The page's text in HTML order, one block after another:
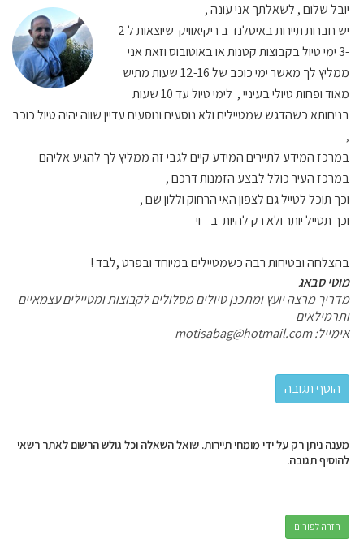
יובל שלום , לשאלתך אני עונה ,
יש חברות תיירות באיסלנד ב ריקיאוויק שיוצאות ל 2
-3 ימי טיול בקבוצות קטנות או באוטובוס וזאת אני
ממליץ לך מאשר ימי כוכב של 12-16 שעות מתיש
מאוד ופחות טיולי בעיניי , לימי טיול עד 10 שעות
בניחותא כשהדגש שמטיילים ולא נוסעים ונוסעים עדיין שווה יהיה טיול כוכב
,
במרכז המידע לתיירים המידע קיים לגבי זה ממליץ לך להגיע אליהם
במרכז העיר כולל לבצע הזמנות דרכם ,
וכך תוכל לטייל גם לצפון האי הרחוק וללון שם ,
וכך תטייל יותר ולא רק להיות ב וי
בהצלחה ובטיחות רבה כשמטיילים במיוחד ובפרט ,לבד !
מוטי סבאג
מדריך מרצה יועץ ומתכנן טיולים מסלולים לקבוצות ומטיילים עצמאיים
ותרמילאים
אימייל:motisabag@hotmail.com
מענה ניתן רק על ידי מומחי תיירות. שואל השאלה וכל גולש הרשום לאתר רשאי
להוסיף תגובה.
חזרה לפורום